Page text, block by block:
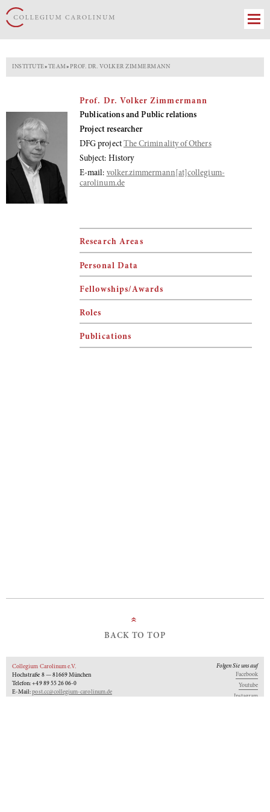
INSTITUTE» TEAM» PROF. DR. VOLKER ZIMMERMANN
Prof. Dr. Volker Zimmermann
Publications and Public relations
Project researcher
DFG project The Criminality of Others
Subject: History
E-mail: volker.zimmermann[at]collegium-
carolinum.de
Research Areas
Personal Data
Fellowships/Awards
Roles
Publications
»
BACK TO TOP
Collegium Carolinum e.V.
Hochstraße 8 — 81669 München
Telefon: +49 89 55 26 06-0
E-Mail:post.cc@collegium-carolinum.de
Folgen Sie uns auf
Facebook
Youtube
Instagram